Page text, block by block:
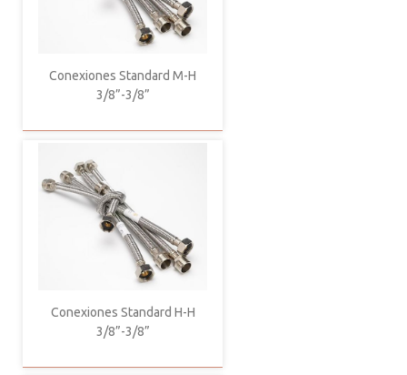
Conexiones Standard M-H
3/8”-3/8”
Conexiones Standard H-H
3/8”-3/8”